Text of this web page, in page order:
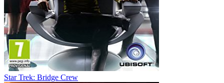
Star Trek: Bridge Crew